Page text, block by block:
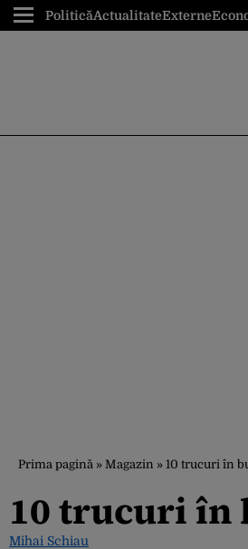
PoliticăActualitateExterne
Prima pagină » Magazin » 10 trucuri în
10 trucuri în
Mihai Schiau